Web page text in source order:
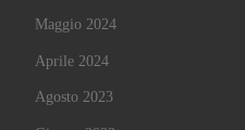
Maggio 2024
Aprile 2024
Agosto 2023